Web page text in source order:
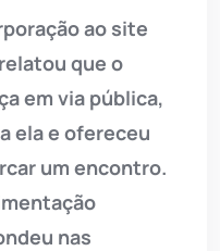
ao site
que o
em via pública,
ela e ofereceu
um encontro.
nas